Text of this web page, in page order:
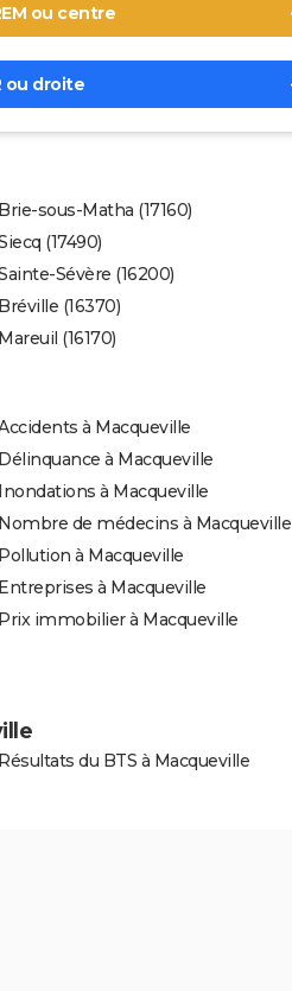
ou centre
ou droite
Brie-sous-Matha (17160)
(17490)
Sévère (16200)
Bréville (16370)
Mareuil (16170)
à Macqueville
Délinquance à Macqueville
Inondations à Macqueville
Nombre de médecins à Macqueville
Pollution à Macqueville
Entreprises à Macqueville
Prix immobilier à Macqueville
Résultats du BTS à Macqueville